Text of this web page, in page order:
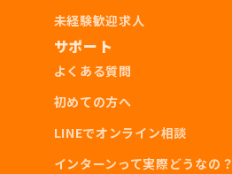
未経験歓迎求人
サポート
よくある質問
初めての方へ
LINEでオンライン相談
インターンって実際どうなの？